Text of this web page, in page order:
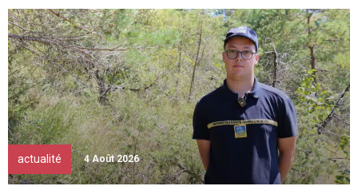
actualité 4 Août 2026